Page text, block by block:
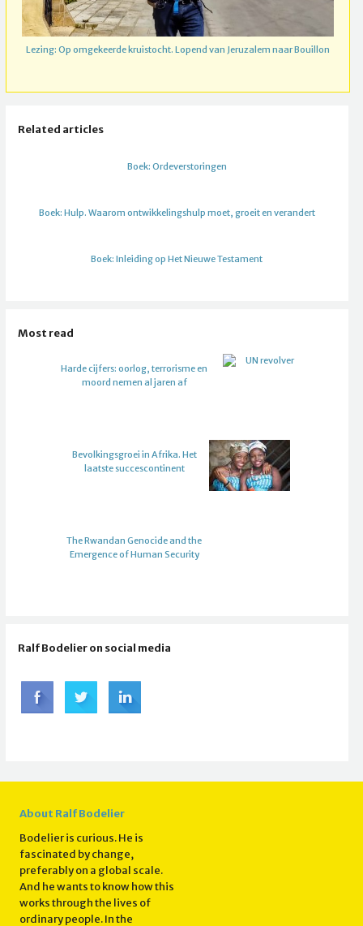
Lezing: Op omgekeerde kruistocht. Lopend van Jeruzalem naar Bouillon
Related articles
Boek: Ordeverstoringen
Boek: Hulp. Waarom ontwikkelingshulp moet, groeit en verandert
Boek: Inleiding op Het Nieuwe Testament
Most read
Harde cijfers: oorlog, terrorisme en
moord nemen al jaren af
Bevolkingsgroei in Afrika. Het
laatste succescontinent
The Rwandan Genocide and the
Emergence of Human Security
Ralf Bodelier on social media
About Ralf Bodelier
Bodelier is curious. He is
fascinated by change,
preferably on a global scale.
And he wants to know how this
works through the lives of
ordinary people. In the